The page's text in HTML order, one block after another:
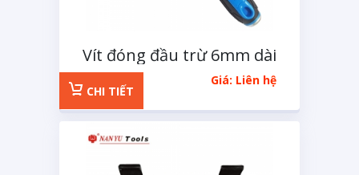
Vít đóng đầu trừ 6mm dài
100mm
Giá: Liên hệ
CHI TIẾT